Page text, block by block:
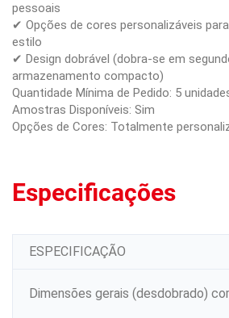
pessoais
✔ Opções de cores personalizáveis
estilo
✔ Design dobrável (dobra-se em
armazenamento compacto)
Quantidade Mínima de Pedido: 5
Amostras Disponíveis: Sim
Opções de Cores: Totalmente
Especificações
ESPECIFICAÇÃO
Dimensões gerais (desdobrado)